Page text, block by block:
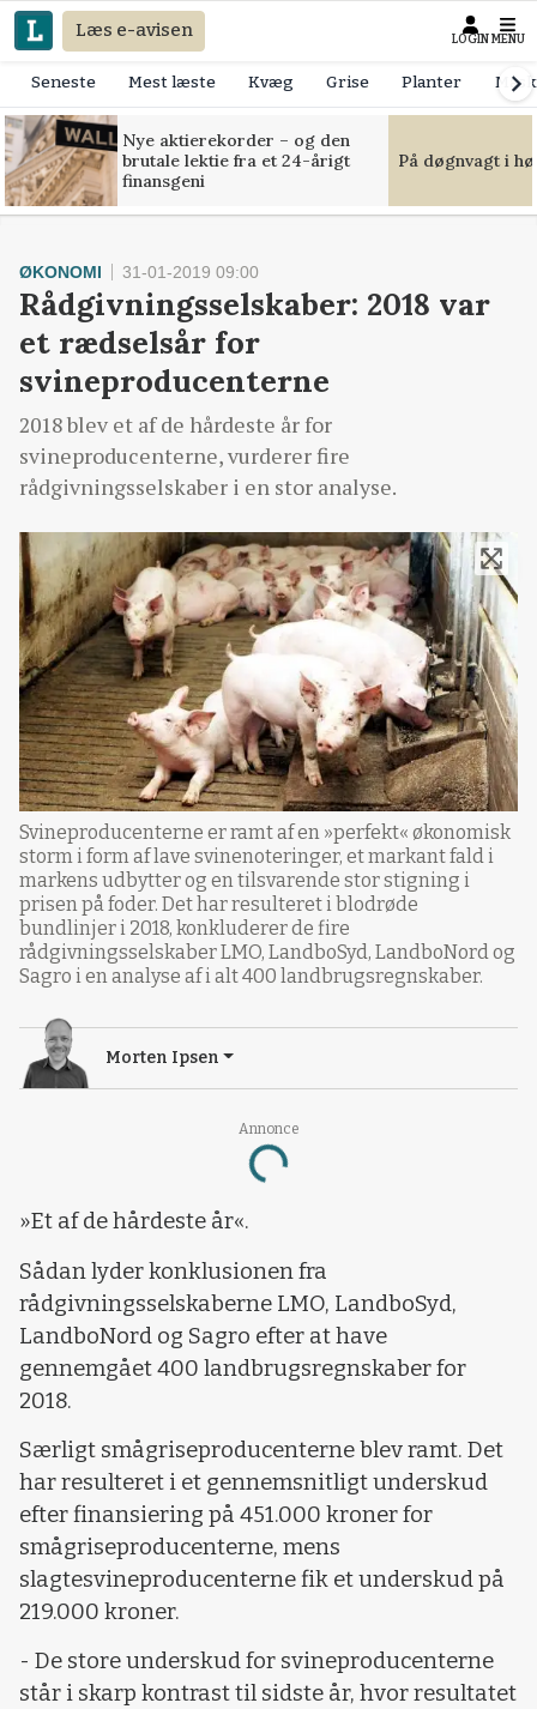
Læs e-avisen LOGIN MENU
Seneste Mest læste Kvæg Grise Planter
Nye aktierekorder – og den
brutale lektie fra et 24-årigt
finansgeni
På døgnvagt i
Annonce
Loading...
ØKONOMI 31-01-2019 09:00
Rådgivningsselskaber: 2018 var
et rædselsår for
svineproducenterne
2018 blev et af de hårdeste år for
svineproducenterne, vurderer fire
rådgivningsselskaber i en stor analyse.
Svineproducenterne er ramt af en »perfekt« økonomisk
storm i form af lave svinenoteringer, et markant fald i
markens udbytter og en tilsvarende stor stigning i
prisen på foder. Det har resulteret i blodrøde
bundlinjer i 2018, konkluderer de fire
rådgivningsselskaber LMO, LandboSyd, LandboNord og
Sagro i en analyse af i alt 400 landbrugsregnskaber.
Morten Ipsen
»Et af de hårdeste år«.
Sådan lyder konklusionen fra
rådgivningsselskaberne LMO, LandboSyd,
LandboNord og Sagro efter at have
gennemgået 400 landbrugsregnskaber for
2018.
Særligt smågriseproducenterne blev ramt. Det
har resulteret i et gennemsnitligt underskud
efter finansiering på 451.000 kroner for
smågriseproducenterne, mens
slagtesvineproducenterne fik et underskud på
219.000 kroner.
- De store underskud for svineproducenterne
står i skarp kontrast til sidste år, hvor resultatet